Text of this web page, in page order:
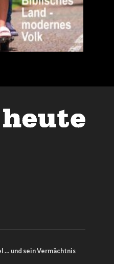
… und sein Vermächtnis